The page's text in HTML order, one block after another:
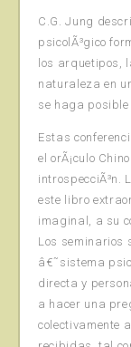
C.G. Jung
psicolÃ³gico
los arquetipos,
naturaleza en
se haga
Estas
el orÃ¡culo
introspecciÃ³n.
este libro
imaginal, a su
Los seminarios
â€˜sistema
directa y
a hacer una
colectivamente